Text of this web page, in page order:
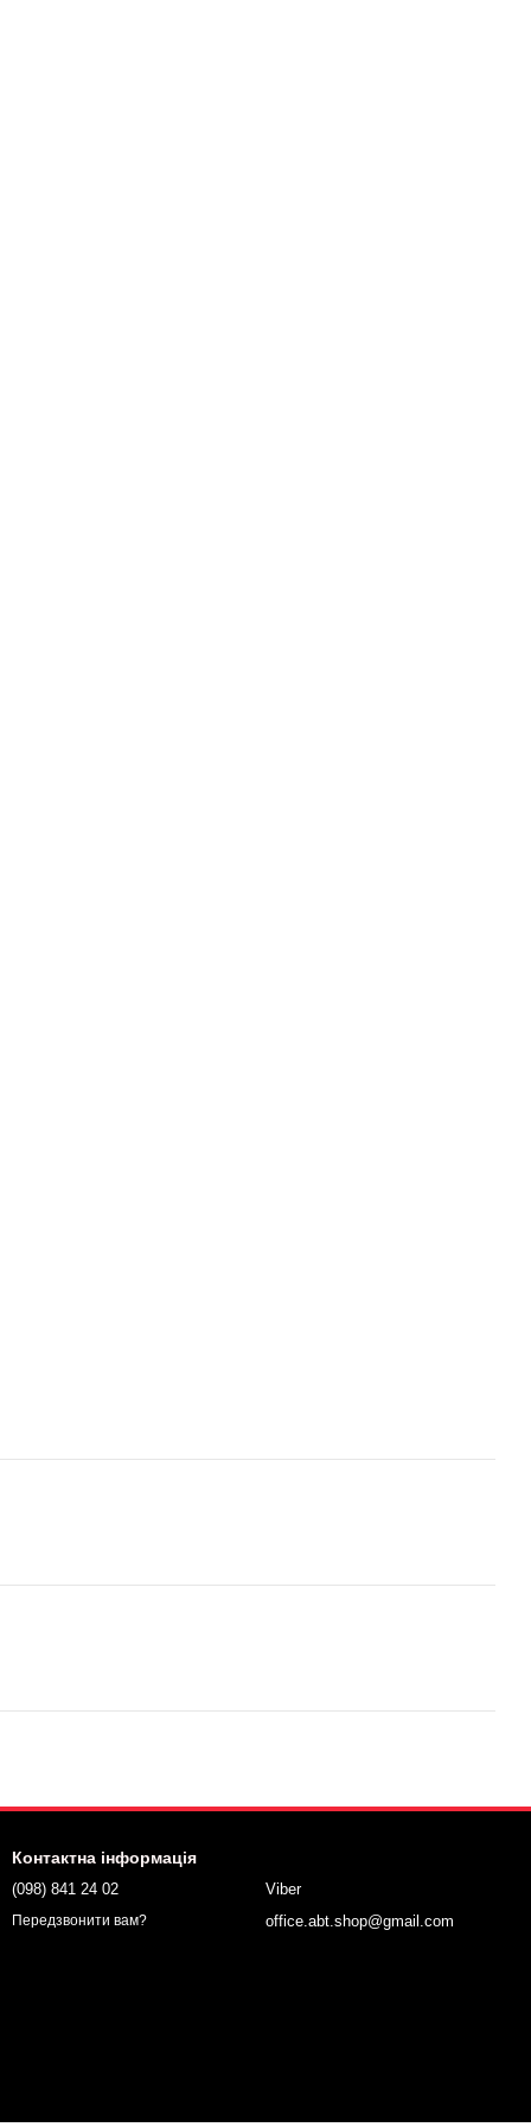
Контактна інформація
(098) 841 24 02
Передзвонити вам?
Viber
office.abt.shop@gmail.com